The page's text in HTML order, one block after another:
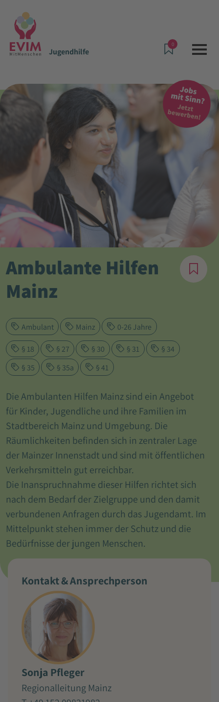
Jugendhilfe
0
Angebote & Leistungen
Jugendhilfe
Ambulante Hilfen Mainz
Ambulante Hilfen
Mainz
Ambulant Mainz 0-26 Jahre
§ 18 § 27 § 30 § 31
§ 34
§ 35
§ 35a § 41
Die Ambulanten Hilfen Mainz sind ein Angebot
für Kinder, Jugendliche und ihre Familien im
Stadtbereich Mainz und Umgebung. Die
Räumlichkeiten befinden sich in zentraler Lage
der Mainzer Innenstadt und sind mit öffentlichen
Verkehrsmitteln gut erreichbar.
Die Inanspruchnahme dieser Hilfen richtet sich
nach dem Bedarf der Zielgruppe und den damit
verbundenen Anfragen durch das Jugendamt. Im
Mittelpunkt stehen immer der Schutz und die
Bedürfnisse der jungen Menschen.
Kontakt & Ansprechperson
Sonja Pfleger
Regionalleitung Mainz